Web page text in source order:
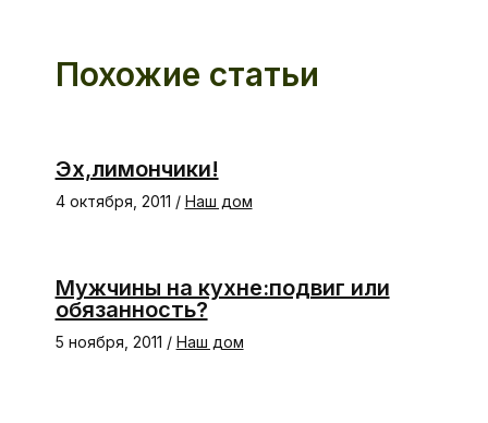
Похожие статьи
Эх,лимончики!
4 октября, 2011 / Наш дом
Мужчины на кухне:подвиг или
обязанность?
5 ноября, 2011 / Наш дом